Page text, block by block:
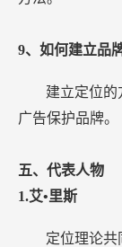
9、如何建立
建立定位的
广告保护品牌。
五、代表人物
1.艾•里斯
定位理论共